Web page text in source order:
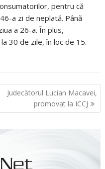
pentru că
a zi de neplată. Până
a 26-a. În plus,
30 de zile, în loc de 15.
Judecătorul Lucian Macavei,
promovat la ICCJ